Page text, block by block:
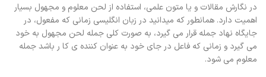
در نگارش مقالات و یا متون علمی، استفاده از لحن معلوم و مجهول بسیار
اهمیت دارد. همانطور که میدانید در زبان انگلیسی زمانی که مفعول، در
جایگاه نهاد جمله قرار می گیرد، به صورت کلی جمله لحن مجهول به خود
می گیرد و زمانی که فاعل در جای خود به عنوان کننده ی کا ر باشد جمله
معلوم می شود.